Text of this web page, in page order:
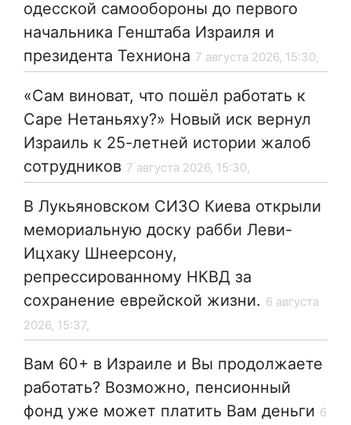
одесской самообороны до первого
начальника Генштаба Израиля и
президента Техниона 7 августа 2026, 15:30,
«Сам виноват, что пошёл работать к
Саре Нетаньяху?» Новый иск вернул
Израиль к 25-летней истории жалоб
сотрудников 7 августа 2026, 15:30,
В Лукьяновском СИЗО Киева открыли
мемориальную доску рабби Леви-
Ицхаку Шнеерсону,
репрессированному НКВД за
сохранение еврейской жизни. 6 августа
2026, 15:37,
Вам 60+ в Израиле и Вы продолжаете
работать? Возможно, пенсионный
фонд уже может платить Вам деньги 6